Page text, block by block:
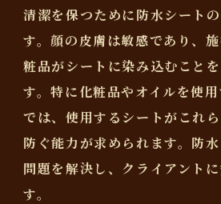
清潔を保つために防水シート
す。顔の皮膚は敏感であり、
粧品がシートに染み込むこと
す。特に化粧品やオイルを使
では、使用するシートがこれ
防ぐ能力が求められます。防
問題を解決し、クライアント
す。